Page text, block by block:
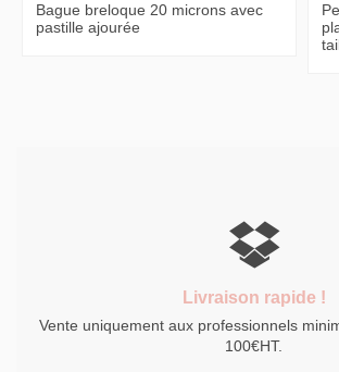
Bague breloque 20 microns avec
pastille ajourée
Livraison rapide !
Vente uniquement aux professionnels
100€HT.